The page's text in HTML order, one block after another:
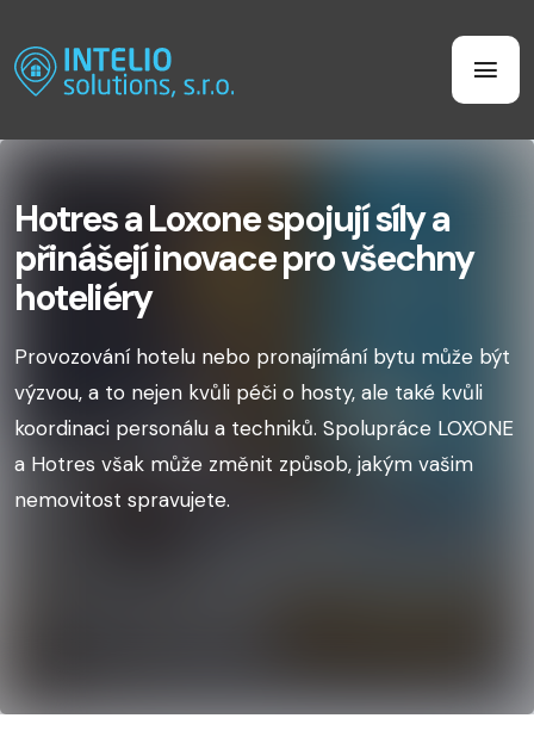
Hotres a Loxone spojují síly a
přinášejí inovace pro všechny
hoteliéry
Provozování hotelu nebo pronajímání bytu může být
výzvou, a to nejen kvůli péči o hosty, ale také kvůli
koordinaci personálu a techniků. Spolupráce LOXONE
a Hotres však může změnit způsob, jakým vašim
nemovitost spravujete.